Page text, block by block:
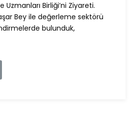
Birliği’ni Ziyareti.
Bey ile değerleme sektörü
bulunduk,